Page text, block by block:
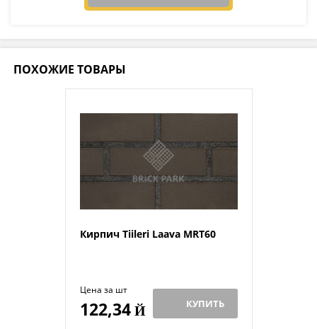
ПОХОЖИЕ ТОВАРЫ
Кирпич Tiileri Laava MRT60
Цена за шт
122,34Й КУПИТЬ